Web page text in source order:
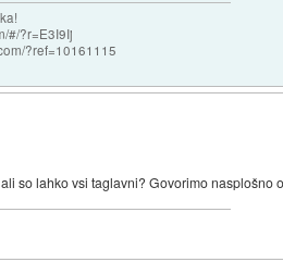
#/?r=E3I9Ij
?ref=10161115
so lahko vsi taglavni? Govorimo nasplošno